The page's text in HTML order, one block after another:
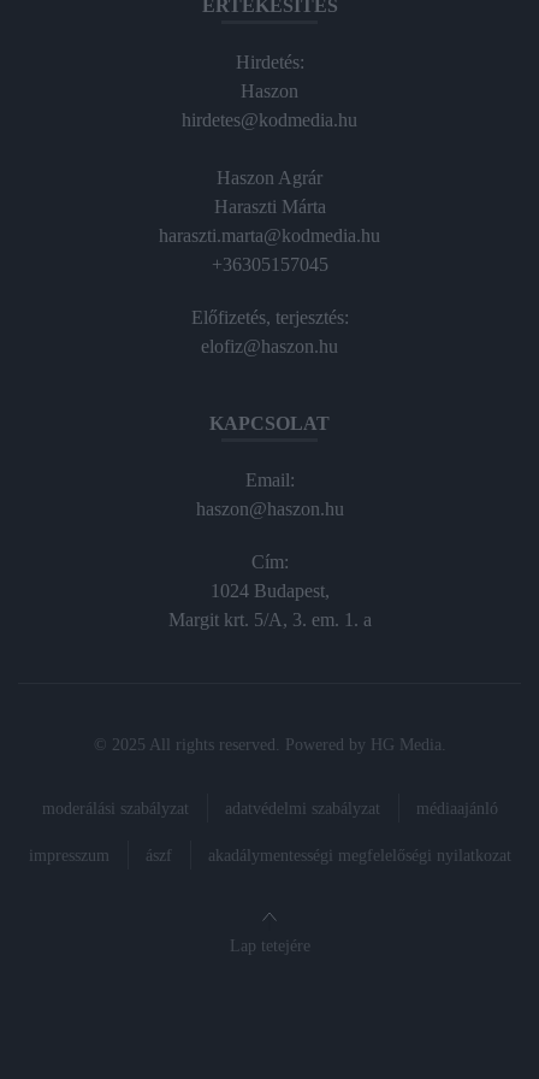
ÉRTÉKESÍTÉS
Hirdetés:
Haszon
hirdetes@kodmedia.hu
Haszon Agrár
Haraszti Márta
haraszti.marta@kodmedia.hu
+36305157045
Előfizetés, terjesztés:
elofiz@haszon.hu
KAPCSOLAT
Email:
haszon@haszon.hu
Cím:
1024 Budapest,
Margit krt. 5/A, 3. em. 1. a
© 2025 All rights reserved. Powered by HG Media
moderálási szabályzat adatvédelmi szabályzat médiaajánló
impresszum ászf akadálymentességi megfelelőségi nyilatkozat
Lap tetejére